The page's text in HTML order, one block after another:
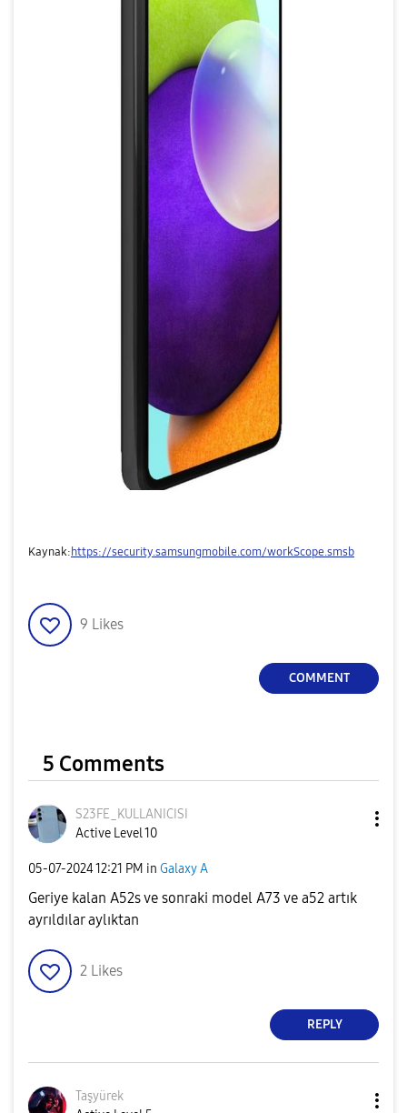
Kaynak:https://security.samsungmobile.com/workScope.smsb
9 Likes
COMMENT
5 Comments
S23FE_KULLANICI SI
Active Level 10
‎05-07-202412:21 PM in Galaxy A
Geriye kalan A52s ve sonraki model A73 ve a52 artık
ayrıldılar aylıktan
2 Likes
REPLY
Taşyürek